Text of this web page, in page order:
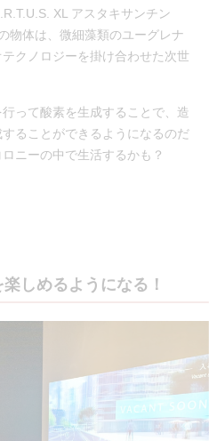
XL アスタキサンチン
物体は、微細藻類のユーグレナ
クノロジーを掛け合わせた次世
って酸素を生成することで、造
ることができるようになるのだ
ニーの中で生活するかも？
しめるようになる！